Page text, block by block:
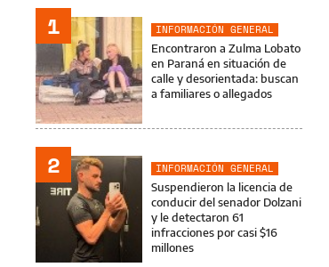
1
INFORMACIÓN GENERAL
Encontraron a Zulma Lobato
en Paraná en situación de
calle y desorientada: buscan
a familiares o allegados
2
INFORMACIÓN GENERAL
Suspendieron la licencia de
conducir del senador Dolzani
y le detectaron 61
infracciones por casi $16
millones